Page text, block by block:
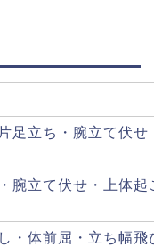
足立ち・腕立て伏
腕立て伏せ・上体
・体前屈・立ち幅